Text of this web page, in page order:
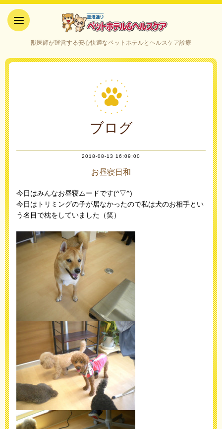
ケア｜山口県宇部市
獣医師が運営する安心快適なペットホテルとヘルスケア診療
ブログ
2018-08-13 16:09:00
お昼寝日和
今日はみんなお昼寝ムードです(^▽^)
今日はトリミングの子が居なかったので私は犬のお相手とい
う名目で枕をしていました（笑）